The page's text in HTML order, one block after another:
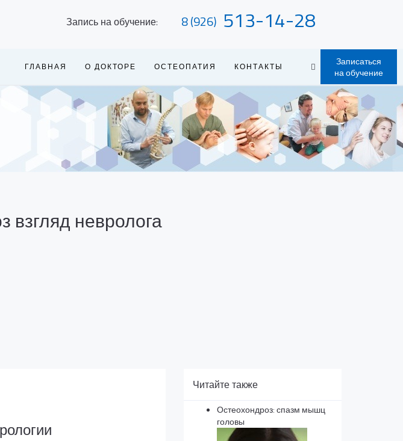
Запись на обучение: 8 (926) 513-14-28
Записаться
на обучение
ГЛАВНАЯ О ДОКТОРЕ ОСТЕОПАТИЯ КОНТАКТЫ
взгляд невролога
Читайте также
Остеохондроз: спазм мышц
головы